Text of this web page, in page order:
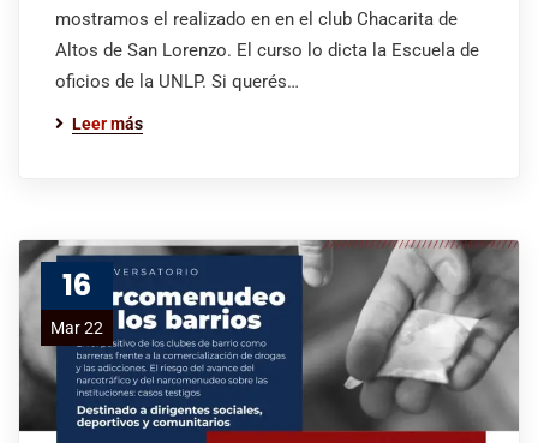
mostramos el realizado en en el club Chacarita de
Altos de San Lorenzo. El curso lo dicta la Escuela de
oficios de la UNLP. Si querés…
Leer más
16
Mar 22